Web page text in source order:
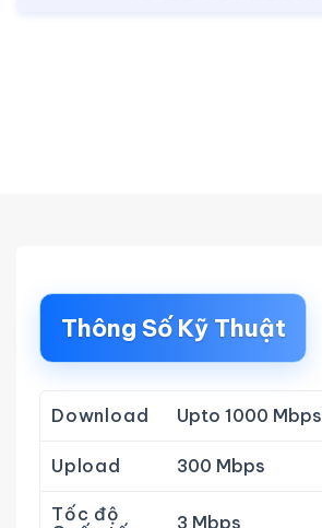
Thông Số Kỹ Thuật
Download Upto 1000 Mbps
Upload 300 Mbps
Tốc độ
3 Mbps